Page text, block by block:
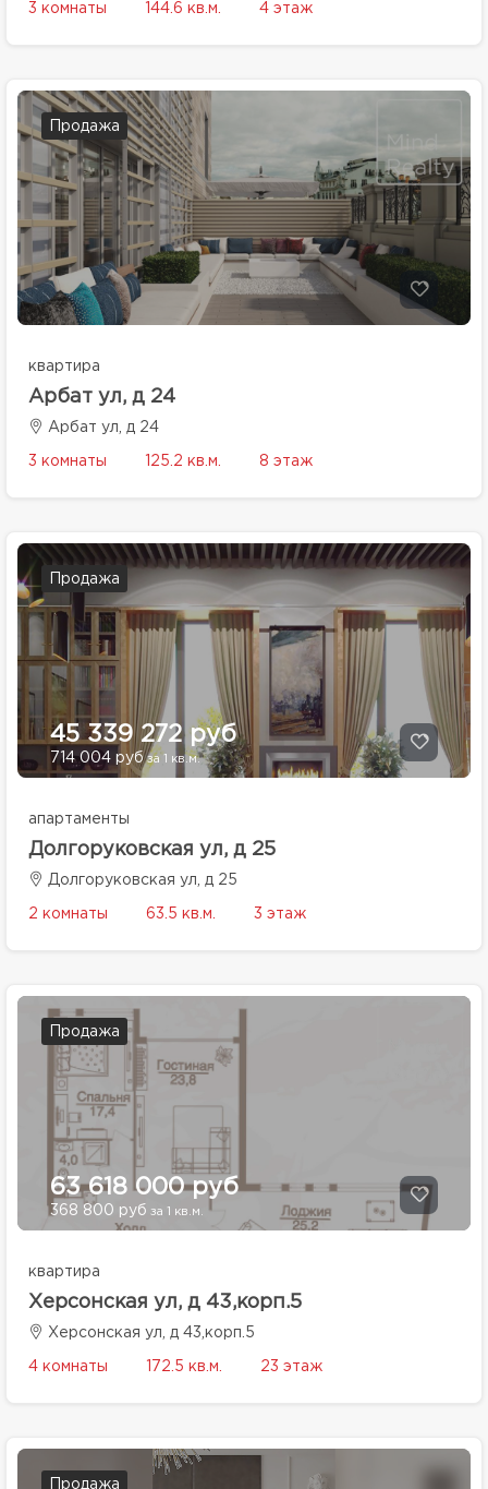
3 комнаты 144.6 кв.м. 4 этаж
Продажа
квартира
Арбат ул, д 24
Арбат ул, д 24
3 комнаты 125.2 кв.м. 8 этаж
Продажа
45 339 272 руб
714 004 рубза 1 кв.м.
апартаменты
Долгоруковская ул, д 25
Долгоруковская ул, д 25
2 комнаты 63.5 кв.м. 3 этаж
Продажа
63 618 000 руб
368 800 руб за 1 кв.м.
квартира
Херсонская ул, д 43,корп.5
Херсонская ул, д 43,корп.5
4 комнаты 172.5 кв.м. 23 этаж
Продажа